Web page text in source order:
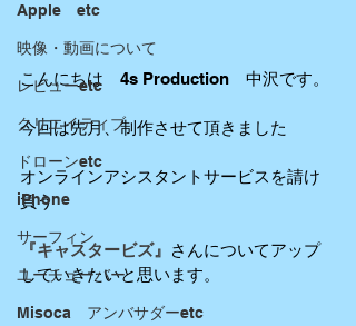
Apple etc
映像・動画について
レビューetc
クリエイティブ
ドローンetc
iPhone
サーフィン
ユーチューバー
Misoca アンバサダーetc
こんにちは　4s Production　中沢です。
今回は先月、制作させて頂きました
オンラインアシスタントサービスを請け
負う
『キャスタービズ』 さんについてアップ
していきたいと思います。